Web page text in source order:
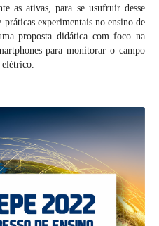
as ativas, para se usufruir desse
experimentais no ensino de
proposta didática com foco na
para monitorar o campo